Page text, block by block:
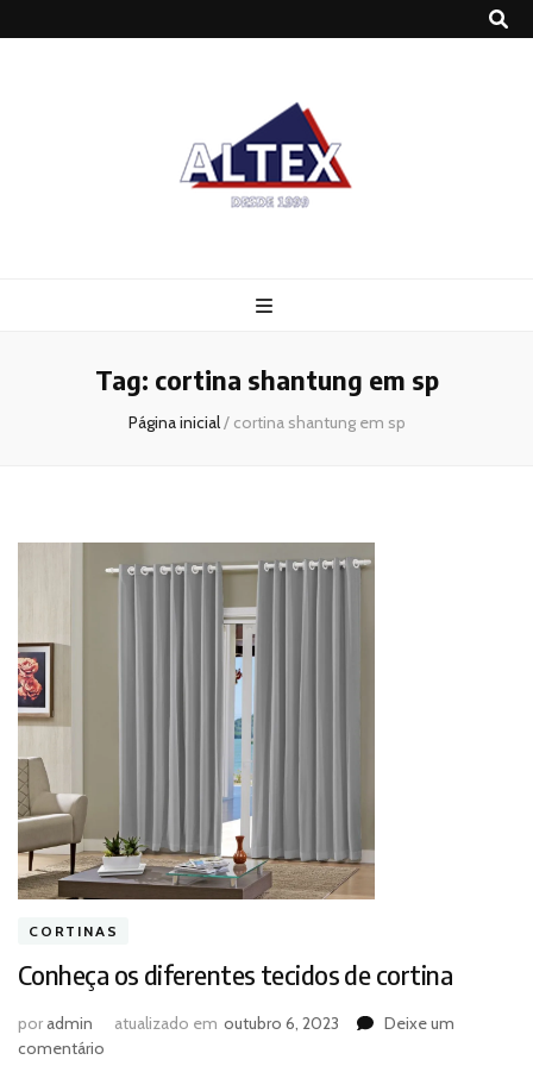
Tag: cortina shantung em sp
Página inicial/ cortina shantung em sp
CORTINAS
Conheça os diferentes tecidos de cortina
poradmin atualizado em outubro 6, 2023
Deixe um
comentário